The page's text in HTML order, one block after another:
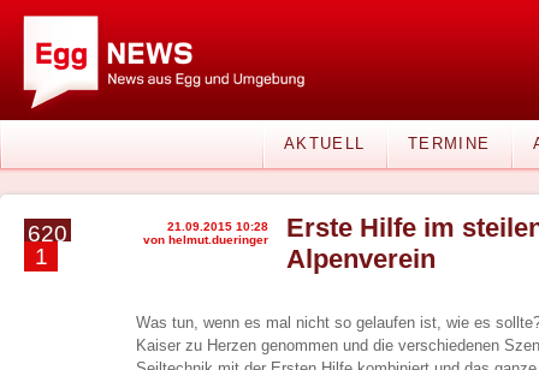
AKTUELL TERMINE
620
1
21.09.2015 10:28
von helmut.dueringer
Erste Hilfe im
Alpenverein
Was tun, wenn es mal nicht so gelaufen ist, wie es
Kaiser zu Herzen genommen und die verschiedenen